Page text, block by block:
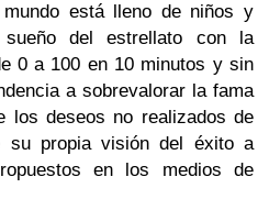
está lleno de niños y
sueño del estrellato con la
0 a 100 en 10 minutos y sin
a sobrevalorar la fama
los deseos no realizados de
su propia visión del éxito a
en los medios de